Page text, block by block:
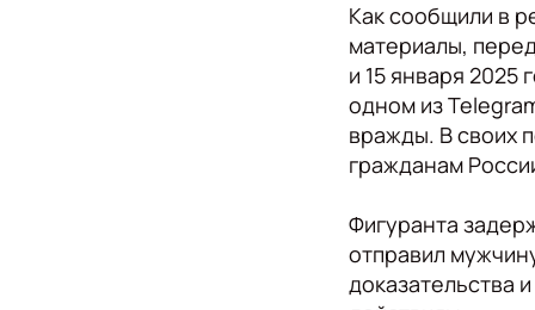
Как сообщили в
материалы,
и 15 января 2025
одном из
вражды. В своих
гражданам
Фигуранта
отправил
доказательства